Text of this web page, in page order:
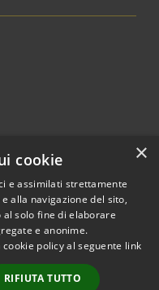
Comune convenzionato
Astigov
Progetto|Convenzione|
Adesioni
×
cookie
e assimilati strettamente
alla navigazione del sito,
al solo fine di elaborare
e anonime.
policy al seguente link
RIFIUTA TUTTO